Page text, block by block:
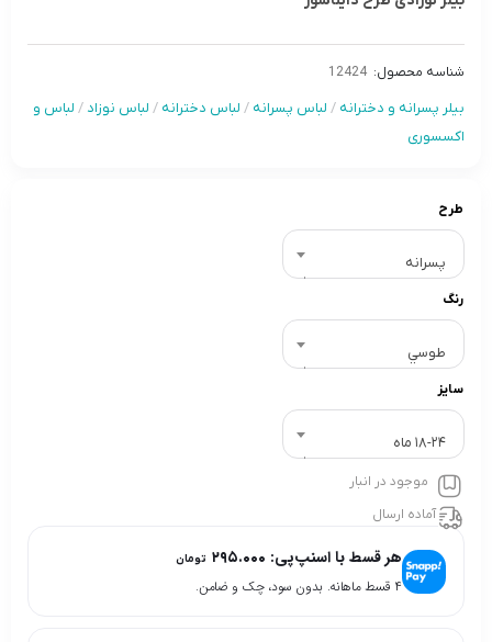
شناسه محصول: 12424
بیلر پسرانه و دخترانه / لباس پسرانه / لباس دخترانه / لباس نوزاد / لباس و
اکسسوری
طرح
پسرانه
رنگ
طوسي
سایز
18-24 ماه
موجود در انبار
آماده ارسال
هر قسط با اسنپ‌پی: ۲۹۵.۰۰۰ تومان
۴ قسط ماهانه. بدون سود، چک و ضامن.